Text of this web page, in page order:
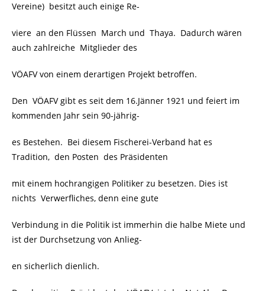
Vereine) besitzt auch einige Re-
viere an den Flüssen March und Thaya. Dadurch wären
auch zahlreiche Mitglieder des
VÖAFV von einem derartigen Projekt betroffen.
Den VÖAFV gibt es seit dem 16.Jänner 1921 und feiert im
kommenden Jahr sein 90-jährig-
es Bestehen. Bei diesem Fischerei-Verband hat es
Tradition, den Posten des Präsidenten
mit einem hochrangigen Politiker zu besetzen. Dies ist
nichts Verwerfliches, denn eine gute
Verbindung in die Politik ist immerhin die halbe Miete und
ist der Durchsetzung von Anlieg-
en sicherlich dienlich.